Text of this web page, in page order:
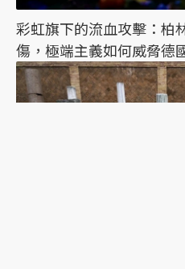
彩虹旗下的流血攻擊：柏
傷，極端主義如何威脅德